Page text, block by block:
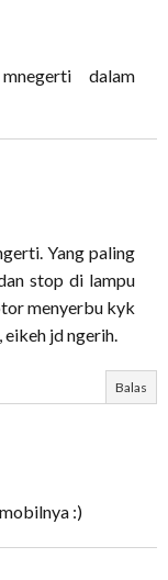
dalam
Yang paling
stop di lampu
menyerbu kyk
jd ngerih.
Balas
:)